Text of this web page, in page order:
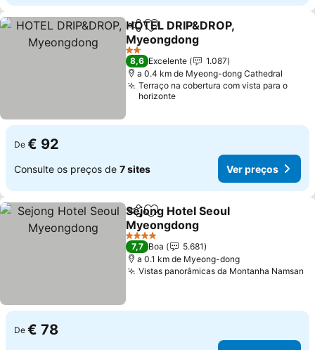
PartilharAdicionar aos favoritos
HOTEL DRIP&DROP,
Myeongdong
2 Estrelas
8,6 Excelente
1.087
a 0.4 km de Myeong-dong Cathedral
Terraço na cobertura com vista para o
horizonte
De € 92
Consulte os preços de 7 sites Ver preços
PartilharAdicionar aos favoritos
Sejong Hotel Seoul
Myeongdong
4 Estrelas
7,7 Boa
5.681
a 0.1 km de Myeong-dong
Vistas panorâmicas da Montanha Namsan
De € 78